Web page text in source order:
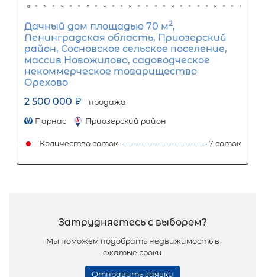
Жилой дом площадью 70 м2, ЛО,
Ломоносовский р-н, Горьковское
Западная ул
2 700 000
Проспект Ветеранов
Количество соток